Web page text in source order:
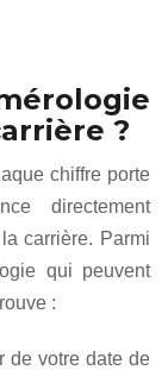
?
chiffre porte
directement
carrière. Parmi
qui peuvent
:
de votre date de